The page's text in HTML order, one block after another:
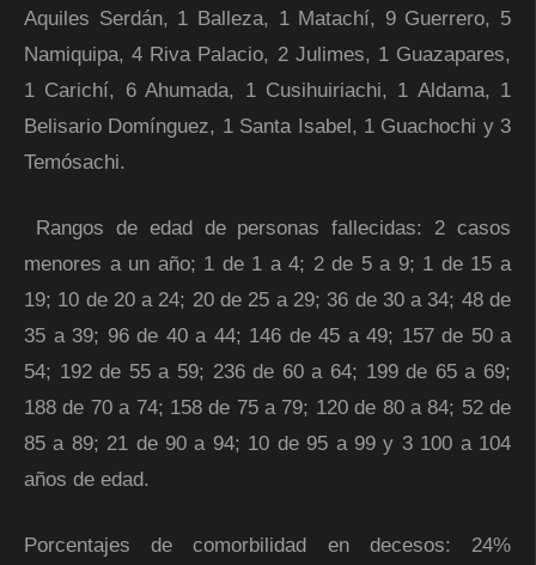
Aquiles Serdán, 1 Balleza, 1 Matachí, 9 Guerrero, 5
Namiquipa, 4 Riva Palacio, 2 Julimes, 1 Guazapares,
1 Carichí, 6 Ahumada, 1 Cusihuiriachi, 1 Aldama, 1
Belisario Domínguez, 1 Santa Isabel, 1 Guachochi y 3
Temósachi.
Rangos de edad de personas fallecidas: 2 casos
menores a un año; 1 de 1 a 4; 2 de 5 a 9; 1 de 15 a
19; 10 de 20 a 24; 20 de 25 a 29; 36 de 30 a 34; 48 de
35 a 39; 96 de 40 a 44; 146 de 45 a 49; 157 de 50 a
54; 192 de 55 a 59; 236 de 60 a 64; 199 de 65 a 69;
188 de 70 a 74; 158 de 75 a 79; 120 de 80 a 84; 52 de
85 a 89; 21 de 90 a 94; 10 de 95 a 99 y 3 100 a 104
años de edad.
Porcentajes de comorbilidad en decesos: 24%